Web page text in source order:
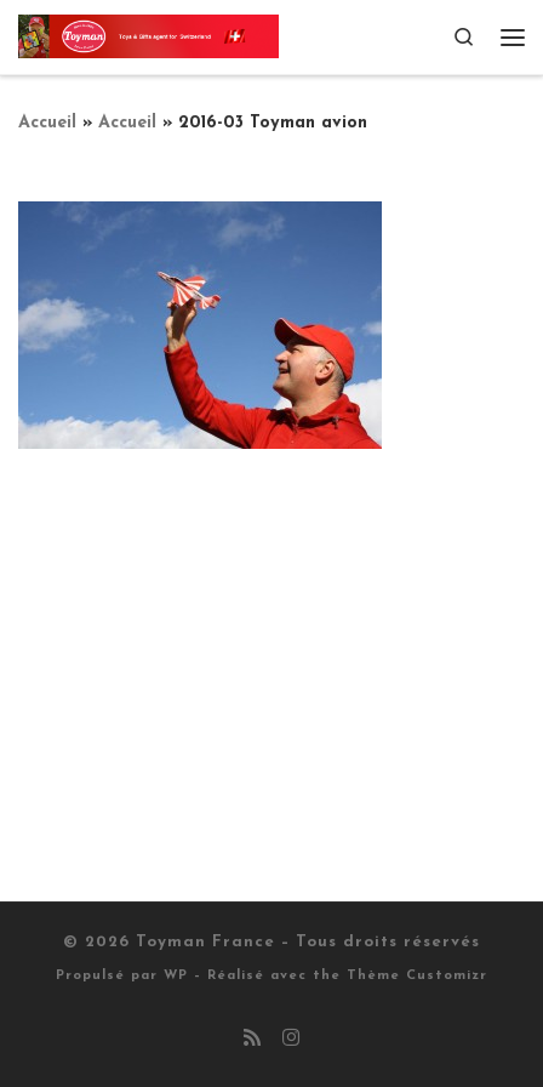
Passer au contenu
Search
Accueil » Accueil » 2016-03 Toyman avion
© 2026 Toyman France – Tous droits réservés
Propulsé par WP – Réalisé avec the Thème Customizr